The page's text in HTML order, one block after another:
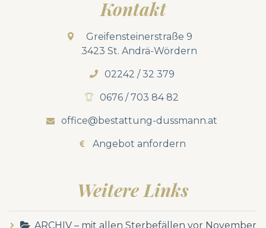
Kontakt
Greifensteinerstraße 9
3423 St. Andrä-Wördern
02242 / 32 379
0676 / 703 84 82
office@bestattung-dussmann.at
Angebot anfordern
Weitere Links
ARCHIV – mit allen Sterbefällen vor November